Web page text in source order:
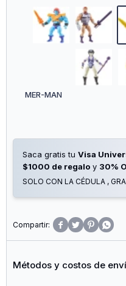
MER-MAN
Saca gratis tu Visa
$1000 de regalo y 30%
SOLO CON LA CÉDULA ,
   
Métodos y costos de